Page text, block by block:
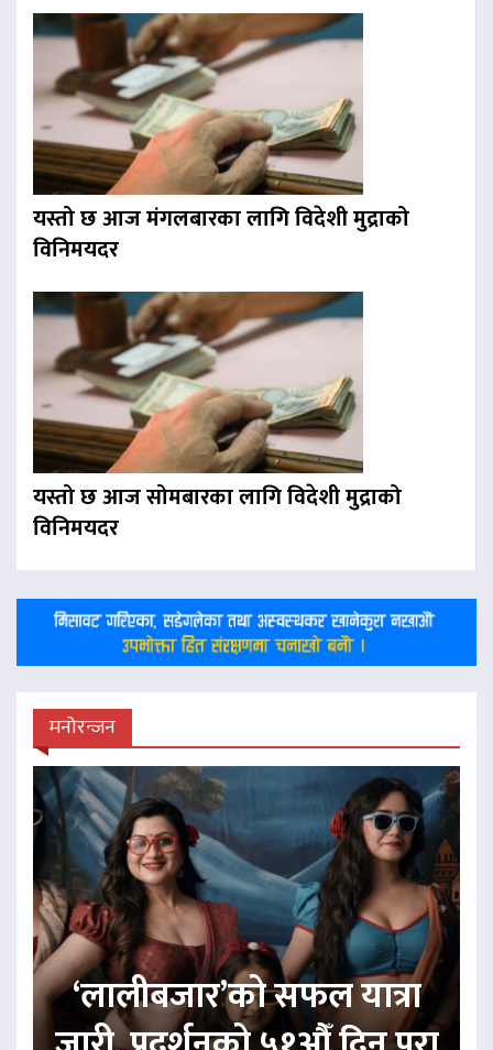
यस्तो छ आज मंगलबारका लागि विदेशी मुद्राको
विनिमयदर
यस्तो छ आज सोमबारका लागि विदेशी मुद्राको
विनिमयदर
मनोरन्जन
‘लालीबजार’को सफल यात्रा